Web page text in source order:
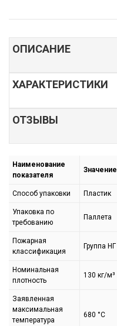
ОПИСАНИЕ
ХАРАКТЕРИСТИКИ
ОТЗЫВЫ
Наименование
показателя
Значение
Способ упаковки Пластик
Упаковка по
требованию
Паллета
Пожарная
классификация
Группа НГ
Номинальная
плотность
130 кг/м³
Заявленная
макcимальная
температура
680 °C